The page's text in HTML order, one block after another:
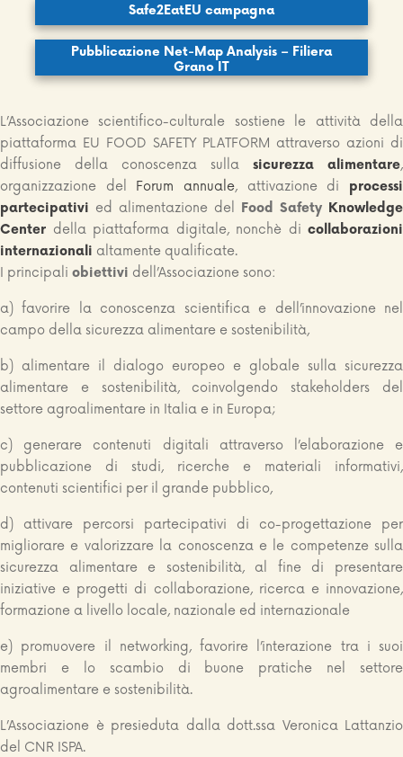
Safe2EatEU campagna
Pubblicazione Net-Map Analysis – Filiera
Grano IT
L’Associazione scientifico-culturale sostiene le attività della
piattaforma EU FOOD SAFETY PLATFORM attraverso azioni di
diffusione della conoscenza sulla sicurezza alimentare,
organizzazione del Forum annuale, attivazione di processi
partecipativi ed alimentazione del Food Safety Knowledge
Center della piattaforma digitale, nonchè di collaborazioni
internazionali altamente qualificate.
I principali obiettivi dell’Associazione sono:
a) favorire la conoscenza scientifica e dell’innovazione nel
campo della sicurezza alimentare e sostenibilità,
b) alimentare il dialogo europeo e globale sulla sicurezza
alimentare e sostenibilità, coinvolgendo stakeholders del
settore agroalimentare in Italia e in Europa;
c) generare contenuti digitali attraverso l’elaborazione e
pubblicazione di studi, ricerche e materiali informativi,
contenuti scientifici per il grande pubblico,
d) attivare percorsi partecipativi di co-progettazione per
migliorare e valorizzare la conoscenza e le competenze sulla
sicurezza alimentare e sostenibilità, al fine di presentare
iniziative e progetti di collaborazione, ricerca e innovazione,
formazione a livello locale, nazionale ed internazionale
e) promuovere il networking, favorire l’interazione tra i suoi
membri e lo scambio di buone pratiche nel settore
agroalimentare e sostenibilità.
L’Associazione è presieduta dalla dott.ssa Veronica Lattanzio
del CNR ISPA.